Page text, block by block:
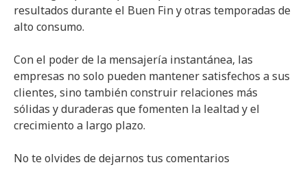
resultados durante el Buen Fin y otras temporadas de
alto consumo.
Con el poder de la mensajería instantánea, las
empresas no solo pueden mantener satisfechos a sus
clientes, sino también construir relaciones más
sólidas y duraderas que fomenten la lealtad y el
crecimiento a largo plazo.
No te olvides de dejarnos tus comentarios